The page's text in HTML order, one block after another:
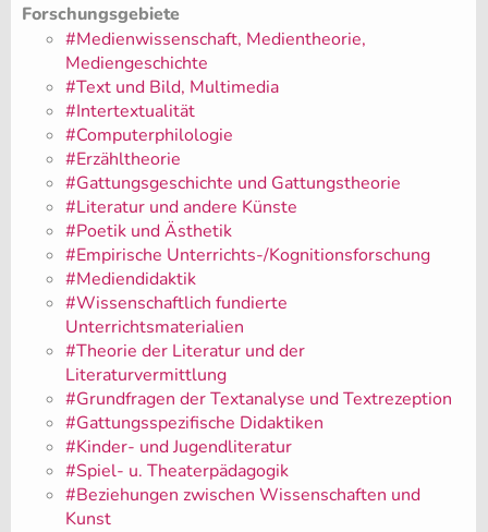
Forschungsgebiete
#Medienwissenschaft, Medientheorie,
Mediengeschichte
#Text und Bild, Multimedia
#Intertextualität
#Computerphilologie
#Erzähltheorie
#Gattungsgeschichte und Gattungstheorie
#Literatur und andere Künste
#Poetik und Ästhetik
#Empirische Unterrichts-/Kognitionsforschung
#Mediendidaktik
#Wissenschaftlich fundierte
Unterrichtsmaterialien
#Theorie der Literatur und der
Literaturvermittlung
#Grundfragen der Textanalyse und Textrezeption
#Gattungsspezifische Didaktiken
#Kinder- und Jugendliteratur
#Spiel- u. Theaterpädagogik
#Beziehungen zwischen Wissenschaften und
Kunst